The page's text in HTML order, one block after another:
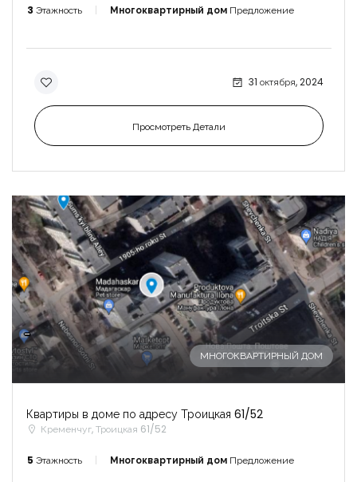
3 Этажность Многоквартирный дом Предложение
31 октября, 2024
Просмотреть Детали
-
МНОГОКВАРТИРНЫЙ ДОМ
Квартиры в доме по адресу Троицкая 61/52
Кременчуг, Троицкая 61/52
5 Этажность Многоквартирный дом Предложение